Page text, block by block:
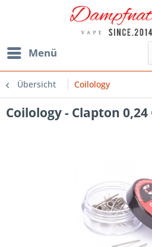
Menü
Übersicht Coilology
Coilology - Clapton